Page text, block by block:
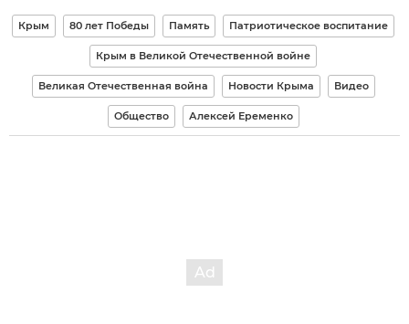
Крым 80 лет Победы Память Патриотическое воспитание
Крым в Великой Отечественной войне
Великая Отечественная война Новости Крыма Видео
Общество Алексей Еременко